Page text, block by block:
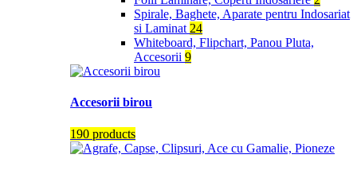
Spirale, Baghete, Aparate pentru Indosariat
si Laminat 24
Whiteboard, Flipchart, Panou Pluta,
Accesorii 9
Accesorii birou
190 products